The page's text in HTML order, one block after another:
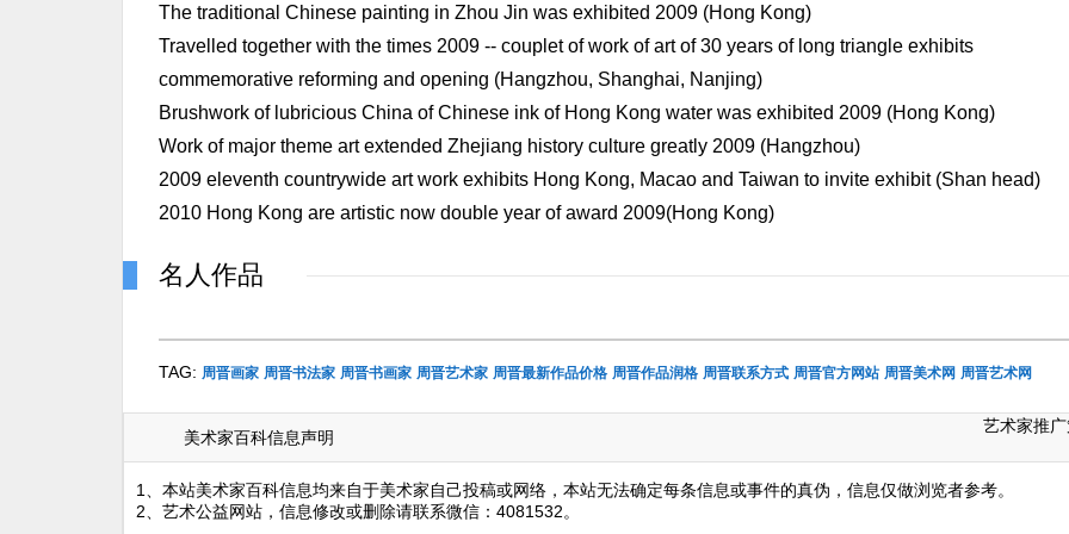
The traditional Chinese painting in Zhou Jin was exhibited 2009 (Hong Kong)
Travelled together with the times 2009 -- couplet of work of art of 30 years of long triangle exhibits
commemorative reforming and opening (Hangzhou, Shanghai, Nanjing)
Brushwork of lubricious China of Chinese ink of Hong Kong water was exhibited 2009 (Hong Kong)
Work of major theme art extended Zhejiang history culture greatly 2009 (Hangzhou)
2009 eleventh countrywide art work exhibits Hong Kong, Macao and Taiwan to invite exhibit (Shan head)
2010 Hong Kong are artistic now double year of award 2009(Hong Kong)
名人作品
TAG: 周晋画家 周晋书法家 周晋书画家 周晋艺术家 周晋最新作品价格 周晋作品润格 周晋联系方式 周晋官方网站 周晋美术网 周晋艺术网
美术家百科信息声明
艺术家推
1、本站美术家百科信息均来自于美术家自己投稿或网络，本站无法确定每条信息或事件的真伪，信息仅做浏览者参考。
2、艺术公益网站，信息修改或删除请联系微信：4081532。